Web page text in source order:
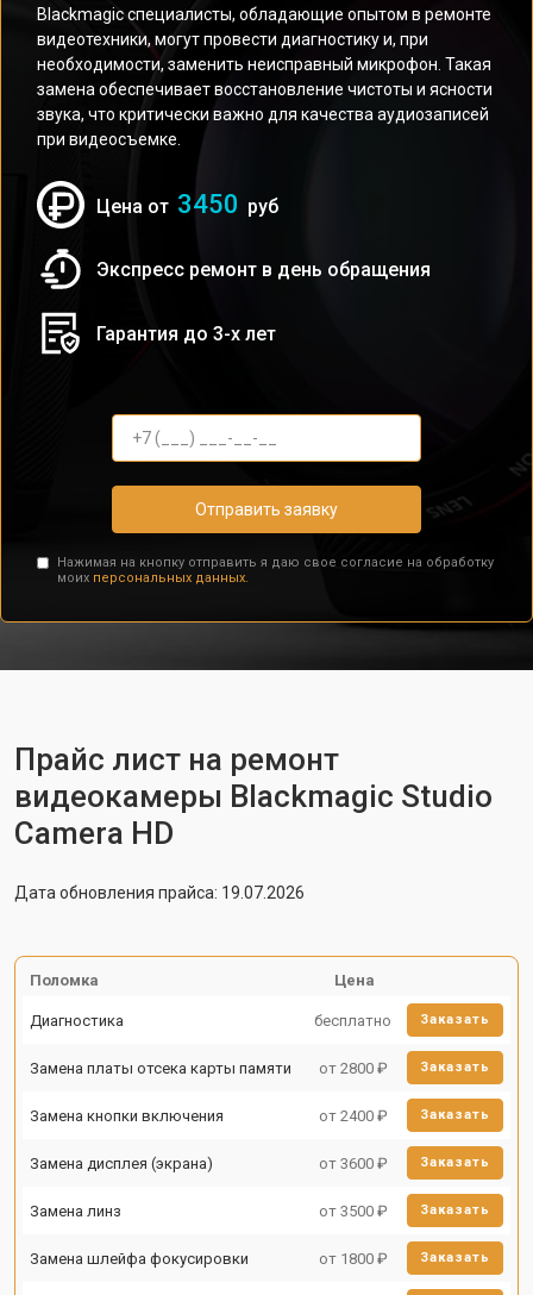
Blackmagic специалисты, обладающие опытом в ремонте
видеотехники, могут провести диагностику и, при
необходимости, заменить неисправный микрофон. Такая
замена обеспечивает восстановление чистоты и ясности
звука, что критически важно для качества аудиозаписей
при видеосъемке.
Цена от 3450 руб
Экспресс ремонт в день обращения
Гарантия до 3-х лет
Отправить заявку
Нажимая на кнопку отправить я даю свое согласие на обработку
моих персональных данных.
Прайс лист на ремонт
видеокамеры Blackmagic Studio
Camera HD
Дата обновления прайса: 19.07.2026
Поломка Цена
Диагностика бесплатно Заказать
Замена платы отсека карты памяти от 2800 ₽ Заказать
Замена кнопки включения от 2400 ₽ Заказать
Замена дисплея (экрана) от 3600 ₽ Заказать
Замена линз от 3500 ₽ Заказать
Замена шлейфа фокусировки от 1800 ₽ Заказать